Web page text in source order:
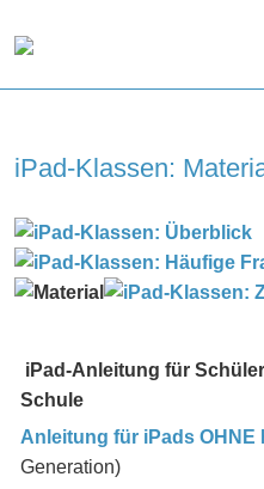
iPad-Klassen:
iPad-Anleitung für
Schule
Anleitung für iPads OHNE
Generation)